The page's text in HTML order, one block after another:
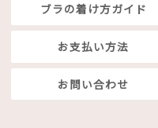
ブラの着け方ガイド
お支払い方法
お問い合わせ